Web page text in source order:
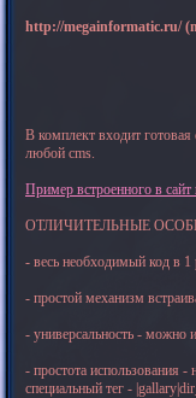
http://megainformatic.ru/
В комплект входит готовая
любой cms.
Пример встроенного в
ОТЛИЧИТЕЛЬНЫЕ
- весь необходимый код в 1
- простой механизм
- универсальность - можно
- простота использования
специальный тег -